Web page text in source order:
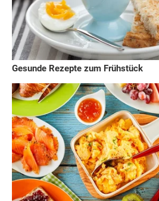
Gesunde Rezepte zum Frühstück